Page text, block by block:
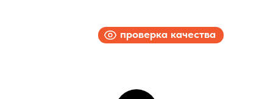
проверка качества